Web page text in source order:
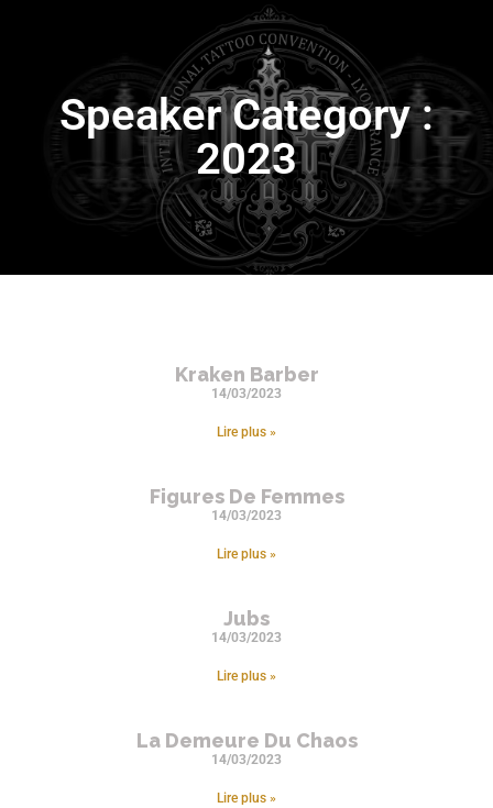
Speaker Category :
2023
Kraken Barber
14/03/2023
Lire plus »
Figures De Femmes
14/03/2023
Lire plus »
Jubs
14/03/2023
Lire plus »
La Demeure Du Chaos
14/03/2023
Lire plus »